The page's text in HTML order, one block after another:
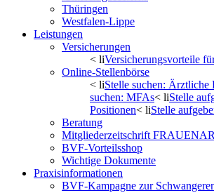
Thüringen
Westfalen-Lippe
Leistungen
Versicherungen
< liVersicherungsvorteile
Online-Stellenbörse
< liStelle suchen: Ärztliche
suchen: MFAs< liStelle
Positionen< liStelle
Beratung
Mitgliederzeitschrift
BVF-Vorteilsshop
Wichtige Dokumente
Praxisinformationen
BVF-Kampagne zur